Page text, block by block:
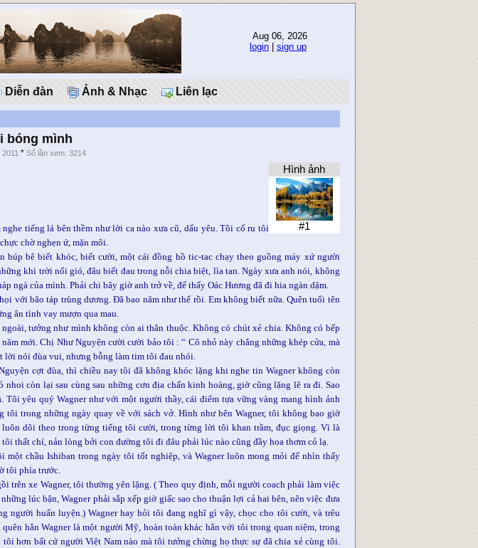
Aug 06, 2026
login
sign up
Diễn đàn Ảnh & Nhạc Liên lạc
bóng mình
*Số lần xem: 3214
Hình ảnh
#1
tiếng lá bên thềm như lời ca nào xưa cũ, dấu yêu. Tôi cố ru tôi
chờ nghẹn ứ, mặn môi.
búp bê biết khóc, biết cười, một cái đồng hồ tic-tac chạy theo guồng máy xứ người
khi trời nổi gió, đâu biết đau trong nỗi chia biệt, lìa tan. Ngày xưa anh nói, không
ngà của mình. Phải chi bây giờ anh trở về, để thấy Oác Hương đã đi hia ngàn dặm.
với bão táp trùng dương. Đã bao năm như thế rồi. Em không biết nữa. Quên tuổi tên
ân tình vay mượn qua mau.
tưởng như mình không còn ai thân thuộc. Không có chút xẻ chia. Không có bếp
mới. Chị Như Nguyện cười cười bảo tôi : “ Cô nhỏ này chẳng những khép cửa, mà
lời nói đùa vui, nhưng bỗng làm tim tôi đau nhói.
cợt đùa, thì chiều nay tôi đã không khóc lặng khi nghe tin Wagner không còn
còn lại sau cùng sau những cơn địa chấn kinh hoàng, giờ cũng lặng lẽ ra đi. Sao
yêu quý Wagner như với một người thầy, cái điểm tựa vững vàng mang hình ảnh
tôi trong những ngày quay về với sách vở. Hình như bên Wagner, tôi không bao giờ
luôn dõi theo trong từng tiếng tôi cười, trong từng lời tôi khan trầm, đục giọng. Vì là
thất chí, nản lòng bởi con đường tôi đi đâu phải lúc nào cũng đầy hoa thơm cỏ lạ.
một chầu Ishiban trong ngày tôi tốt nghiệp, và Wagner luôn mong mỏi để nhìn thấy
tôi phía trước.
trên xe Wagner, tôi thường yên lặng. ( Theo quy định, mỗi người coach phải làm việc
lúc bận, Wagner phải sắp xếp giờ giấc sao cho thuận lợi cả hai bên, nên việc đưa
người huấn luyện.) Wagner hay hỏi tôi đang nghĩ gì vậy, chọc cho tôi cười, và trêu
hẳn Wagner là một người Mỹ, hoàn toàn khác hẳn với tôi trong quan niệm, trong
hơn bất cứ người Việt Nam nào mà tôi tưởng chừng họ thực sự đã chia xẻ cùng tôi.